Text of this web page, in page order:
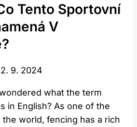
Tento Sportovní
V
2. 9. 2024
what the term
in English? As one of the
world, fencing has a rich